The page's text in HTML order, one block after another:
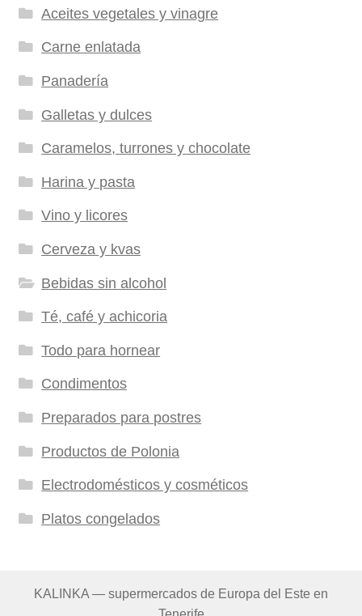
Aceites vegetales y vinagre
Carne enlatada
Panadería
Galletas y dulces
Caramelos, turrones y chocolate
Harina y pasta
Vino y licores
Cerveza y kvas
Bebidas sin alcohol
Té, café y achicoria
Todo para hornear
Condimentos
Preparados para postres
Productos de Polonia
Electrodomésticos y cosméticos
Platos congelados
KALINKA — supermercados de Europa del Este en